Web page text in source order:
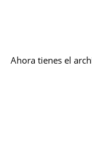
Ahora tienes el